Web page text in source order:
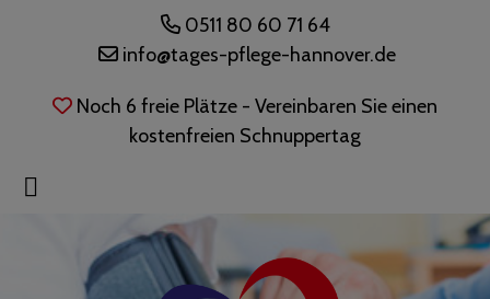
0511 80 60 71 64
info@tages-pflege-hannover.de
Noch 6 freie Plätze - Vereinbaren Sie einen
kostenfreien Schnuppertag